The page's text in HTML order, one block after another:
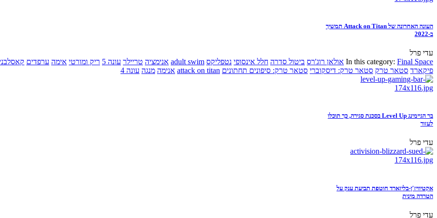
העונה האחרונה של Attack on Titan תמשיך
ב-2022
עדי פרל
In this category: Final Space אולאן רוג'רס ביטול סדרה חלל אינסופי נטפליקס adult swim אנימציה טריילר עונה 5 ריק ומורטי אימה ערפדים
פיקארד סטאר טרק סטאר טרק: דיסקוברי סטאר טרק: סיפונים תחתונים attack on titan אנימה מנגה עונה 4
בר הגיימינג Level Up בסכנת סגירה, כך תוכלו
לעזור
עדי פרל
אקטיוויז'ן-בליזארד חוטפת תביעת ענק על
הטרדה מינית
עדי פרל